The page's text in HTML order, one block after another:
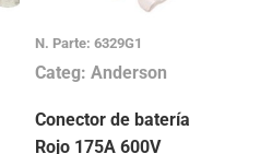
N. Parte: 6329G1
Categ: Anderson
Conector de batería
Rojo 175A 600V